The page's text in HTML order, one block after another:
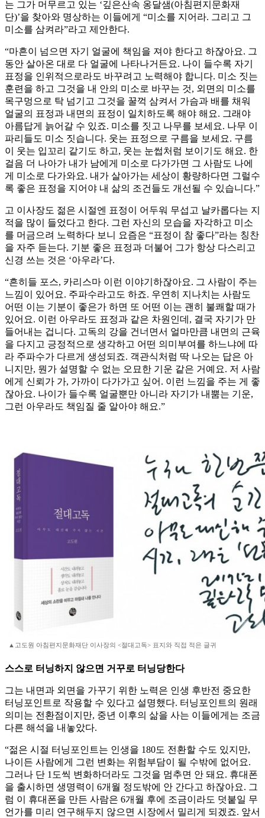
는 그가 머무르고 있는 ‘깊은산속 옹달샘(아침편지문화재
단)’을 찾아와 명상하는 이들에게 “미소를 지어라. 그리고 그
미소를 삼켜라”라고 제안한다.
“마흔이 넘으면 자기 얼굴에 책임을 져야 한다고 하잖아요. 그
동안 살아온 대로 다 얼굴에 나타나거든요. 나이 들수록 자기
표정을 인위적으로라도 바꾸려고 노력해야 합니다. 미소 짓는
훈련을 하고 그것을 내 안의 미소로 바꾸는 것, 외면의 미소를
목구멍으로 탁 넘기고 그것을 꿀꺽 삼켜서 가슴과 배를 채워
얼굴의 표정과 내면의 표정이 일치하도록 해야 해요. 그래야
아름답게 늙어갈 수 있죠. 미소를 짓고 나무를 보세요. 나무 이
파리들도 미소 짓습니다. 웃는 표정으로 구름을 보세요. 구름
이 웃는 입꼬리 같기도 하고, 웃는 눈썹처럼 보이기도 해요. 한
걸음 더 나아가 내가 남에게 미소로 다가가면 그 사람도 나에
게 미소로 다가와요. 내가 살아가는 세상이 황량하다면 그럴수
록 좋은 표정을 지어야 내 삶의 조건들도 개선될 수 있습니다.”
고 이사장도 젊은 시절엔 표정이 어두워 무섭고 날카롭다는 지
적을 많이 들었다고 한다. 그런 자신의 모습을 자각하고 미소
를 머금으려 노력하다 보니 요즘은 “표정이 참 좋다”라는 칭찬
을 자주 듣는다. 기분 좋은 표정과 더불어 그가 항상 다스리고
신경 쓰는 것은 ‘아우라’다.
“흔히들 포스, 카리스마 이런 이야기하잖아요. 그 사람이 주는
느낌이 있어요. 주파수라고도 하죠. 우연히 지나치는 사람도
어떤 이는 기분이 좋은가 하면 또 어떤 이는 괜히 불쾌할 때가
있어요. 이런 아우라도 표정과 같은 차원인데, 결국 자기가 만
들어내는 겁니다. 고독의 강을 건너면서 얼마만큼 내면의 근육
을 다지고 긍정적으로 생각하고 어떤 의미부여를 하느냐에 따
라 주파수가 다르게 생성되죠. 객관식처럼 딱 나오는 답은 아
니지만, 뭔가 설명할 수 없는 오묘한 기운 같은 거예요. 저 사람
에게 신뢰가 가, 가까이 다가가고 싶어. 이런 느낌을 주는 게 좋
잖아요. 나이가 들수록 얼굴뿐만 아니라 자기가 내뿜는 기운,
그런 아우라도 책임질 줄 알아야 해요.”
▲고도원 아침편지문화재단 이사장의 <절대고독> 표지와 직접 적은 글귀
스스로 터닝하지 않으면 거꾸로 터닝당한다
그는 내면과 외면을 가꾸기 위한 노력은 인생 후반전 중요한
터닝포인트로 작용할 수 있다고 설명했다. 터닝포인트의 원래
의미는 전환점이지만, 중년 이후의 삶을 사는 이들에게는 조금
다른 해석을 내놓았다.
“젊은 시절 터닝포인트는 인생을 180도 전환할 수도 있지만,
나이든 사람에게 그런 변화는 위험부담이 될 수밖에 없어요.
그러나 단 1도씩 변화하더라도 그것을 멈추면 안 돼요. 휴대폰
을 출시하면 생명력이 6개월 정도밖에 안 간다고 하잖아요. 그
럼 이 휴대폰을 만든 사람은 6개월 후에 조금이라도 덧붙일 무
언가를 미리 연구해두지 않으면 시장에서 밀리게 되겠죠. 앞서